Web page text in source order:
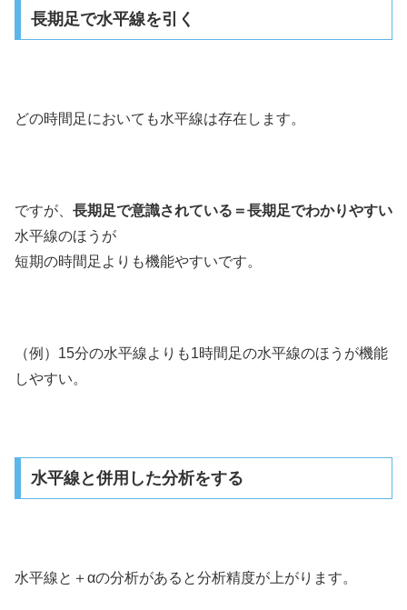
長期足で水平線を引く
どの時間足においても水平線は存在します。
ですが、 長期足で意識されている＝長期足でわかりやすい
水平線のほうが
短期の時間足よりも機能やすいです。
（例）15分の水平線よりも1時間足の水平線のほうが機能
しやすい。
水平線と併用した分析をする
水平線と＋αの分析があると分析精度が上がります。